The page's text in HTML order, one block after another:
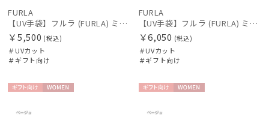
FURLA
【UV手袋】フルラ (FURLA) ミディアム ＵＶ手袋 ミモザ 指無し 接触冷感
￥5,500 (税込)
＃UVカット
＃ギフト向け
FURLA
【UV手袋】フルラ (FURLA) ミディアム ＵＶ手袋 ロゴ刺繍 指無し 接触冷感
￥6,050 (税込)
＃UVカット
＃ギフト向け
向け
向け